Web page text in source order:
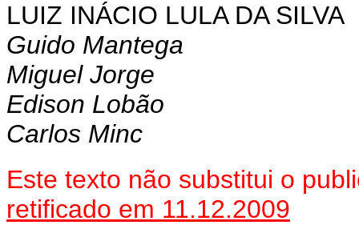
LUIZ INÁCIO LULA DA SILVA
Guido Mantega
Miguel Jorge
Edison Lobão
Carlos Minc
Este texto não substitui o
retificado em 11.12.2009